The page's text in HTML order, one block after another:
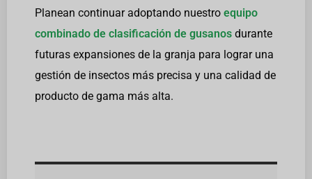
Planean continuar adoptando nuestro equipo
combinado de clasificación de gusanos durante
futuras expansiones de la granja para lograr una
gestión de insectos más precisa y una calidad de
producto de gama más alta.